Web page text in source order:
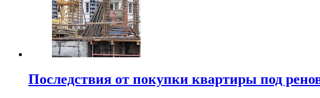
Последствия от покупки квартиры под